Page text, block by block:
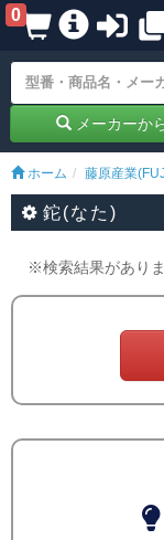
0
メーカーか
ホーム 藤原産業
鉈(なた)
※検索結果がありま